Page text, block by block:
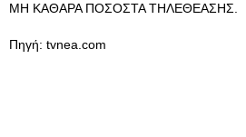
ΜΗ ΚΑΘΑΡΑ ΠΟΣΟΣΤΑ ΤΗΛΕΘΕΑΣΗΣ.
Πηγή: tvnea.com